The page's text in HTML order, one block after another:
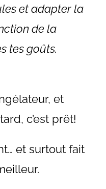
etadapter la
de la
tes goûts.
et
c’est prêt!
et surtout fait